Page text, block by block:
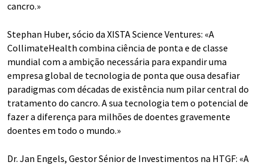
cancro.»
Stephan Huber, sócio da XISTA Science Ventures: «A
CollimateHealth combina ciência de ponta e de classe
mundial com a ambição necessária para expandir uma
empresa global de tecnologia de ponta que ousa desafiar
paradigmas com décadas de existência num pilar central do
tratamento do cancro. A sua tecnologia tem o potencial de
fazer a diferença para milhões de doentes gravemente
doentes em todo o mundo.»
Dr. Jan Engels, Gestor Sénior de Investimentos na HTGF: «A